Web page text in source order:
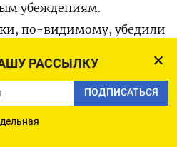
убеждениям.
по-видимому, убедили
волну, нужно
говорит он: «Путин
который считает,
РАССЫЛКУ
ПОДПИСАТЬСЯ